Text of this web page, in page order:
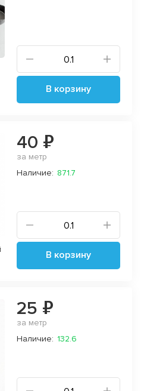
В корзину
40 ₽
за метр
Наличие: 871.7
В корзину
25 ₽
за метр
Наличие: 132.6